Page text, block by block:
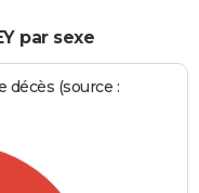
par sexe
(source :